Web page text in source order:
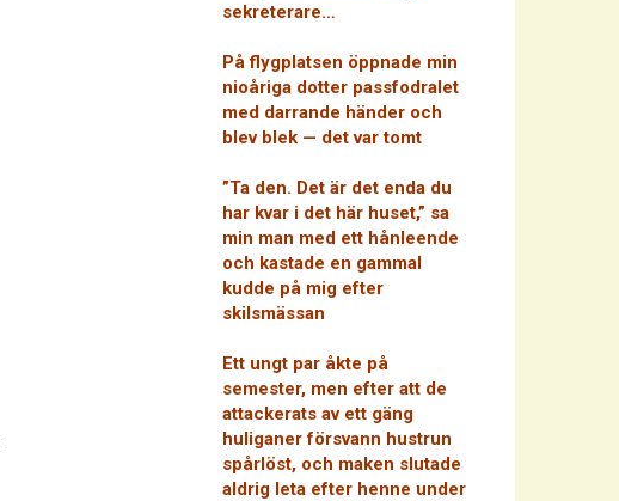
sekreterare…
På flygplatsen öppnade min
nioåriga dotter passfodralet
med darrande händer och
blev blek — det var tomt
”Ta den. Det är det enda du
har kvar i det här huset,” sa
min man med ett hånleende
och kastade en gammal
kudde på mig efter
skilsmässan
Ett ungt par åkte på
semester, men efter att de
attackerats av ett gäng
huliganer försvann hustrun
spårlöst, och maken slutade
aldrig leta efter henne under